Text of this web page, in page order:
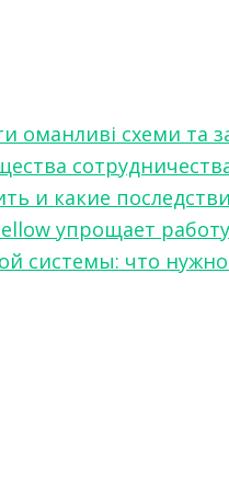
оманливі схеми та
и какие
упрощает
системы: что